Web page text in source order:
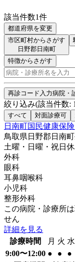
該当件数1件
都道府県を変更
市区町村からさがす
日野郡日南町
特徴からさがす
再診コード入力病院・
絞り込み(該当件数: 1
すべて 対面診療可
日南町国民健康保
鳥取県日野郡日南
土曜・日曜・祝日
外科
眼科
耳鼻咽喉科
小児科
整形外科
この病院・診療所
せん
詳細を見る
診療時間
月 火 水
9:00〜12:00 ● ● ●